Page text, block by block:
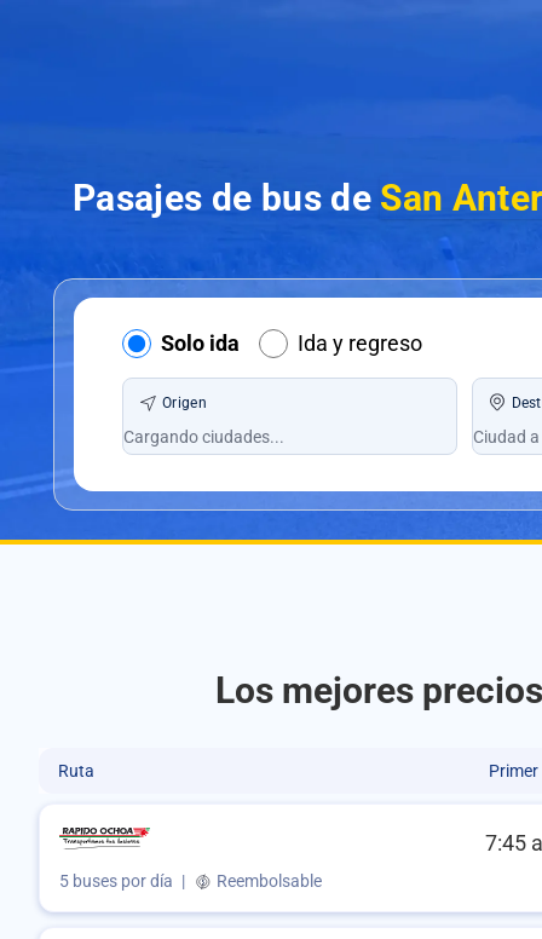
Pasajes de bus de San
Solo ida Ida y regreso
Origen
Los mejores
Ruta Primer
7:45
5 buses por día | Reembolsable